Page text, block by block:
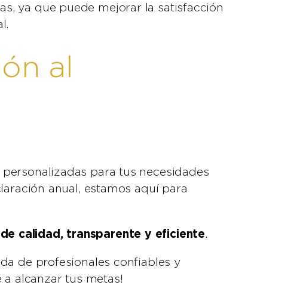
ya que puede mejorar la satisfacción
al
para tus necesidades
anual, estamos aquí para
calidad, transparente y eficiente
de profesionales confiables y
alcanzar tus metas!